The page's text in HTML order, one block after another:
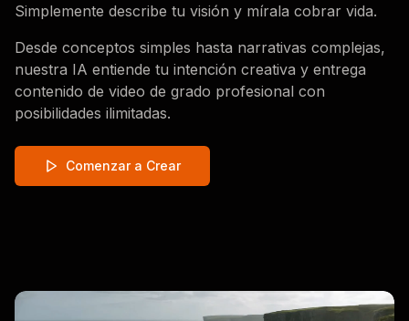
Simplemente describe tu visión y mírala cobrar vida.
Desde conceptos simples hasta narrativas complejas,
nuestra IA entiende tu intención creativa y entrega
contenido de video de grado profesional con
posibilidades ilimitadas.
Comenzar a Crear